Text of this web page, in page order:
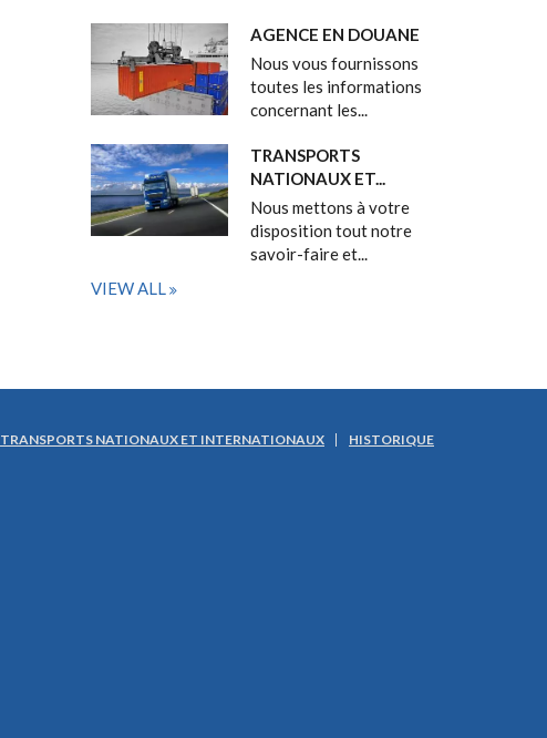
AGENCE EN DOUANE
Nous vous fournissons
toutes les informations
concernant les...
TRANSPORTS
NATIONAUX ET...
Nous mettons à votre
disposition tout notre
savoir-faire et...
VIEW ALL
TRANSPORTS NATIONAUX ET INTERNATIONAUX HISTORIQUE